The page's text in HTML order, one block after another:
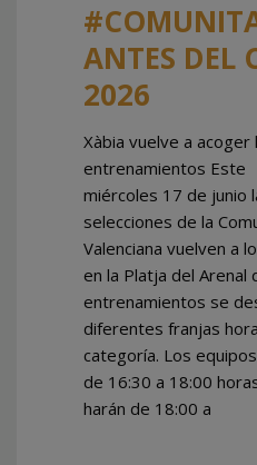
ANTES DEL
2026
Xàbia vuelve a acoger
entrenamientos Este
miércoles 17 de junio
selecciones de la
Valenciana vuelven a
en la Platja del Arenal
entrenamientos se
diferentes franjas
categoría. Los
de 16:30 a 18:00
harán de 18:00 a